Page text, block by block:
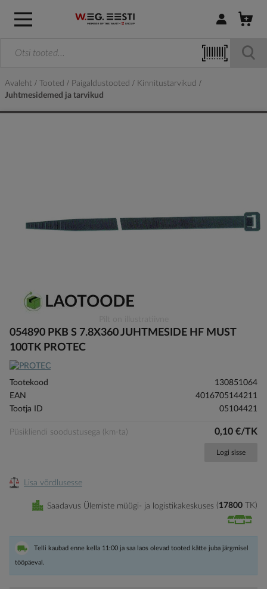
Logi sisse /
Avaleht Tooted Paigaldustooted
Kinnitustarvikud
Juhtmesidemed ja tarvikud
to
the
of
the
images
054890 PKB S 7.8X360 JUHTMESIDE HF MUST
100TK PROTEC
Tootekood
130851064
EAN
4016705144211
Tootja ID
05104421
Püsikliendi soodustusega (km-ta) 0,10 €/TK
Logi sisse
Lisa võrdlusesse
Saadavus Ülemiste müügi- ja logistikakeskuses 17800 TK
Telli kaubad enne kella 11:00 ja saa laos olevad tooted kätte juba järgmisel
tööpäeval.